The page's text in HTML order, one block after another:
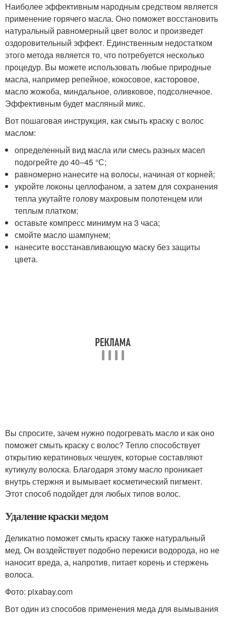
Наиболее эффективным народным средством является
применение горячего масла. Оно поможет восстановить
натуральный равномерный цвет волос и произведет
оздоровительный эффект. Единственным недостатком
этого метода является то, что потребуется несколько
процедур. Вы можете использовать любые природные
масла, например репейное, кокосовое, касторовое,
масло жожоба, миндальное, оливковое, подсолнечное.
Эффективным будет масляный микс.
Вот пошаговая инструкция, как смыть краску с волос
маслом:
определенный вид масла или смесь разных масел
подогрейте до 40‒45 °С;
равномерно нанесите на волосы, начиная от корней;
укройте локоны целлофаном, а затем для сохранения
тепла укутайте голову махровым полотенцем или
теплым платком;
оставьте компресс минимум на 3 часа;
смойте масло шампунем;
нанесите восстанавливающую маску без защиты
цвета.
Вы спросите, зачем нужно подогревать масло и как оно
поможет смыть краску с волос? Тепло способствует
открытию кератиновых чешуек, которые составляют
кутикулу волоска. Благодаря этому масло проникает
внутрь стержня и вымывает косметический пигмент.
Этот способ подойдет для любых типов волос.
Удаление краски медом
Деликатно поможет смыть краску также натуральный
мед. Он воздействует подобно перекиси водорода, но не
наносит вреда, а, напротив, питает корень и стержень
волоса.
Фото: pixabay.com
Вот один из способов применения меда для вымывания